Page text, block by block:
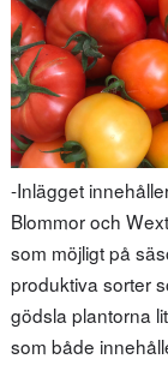
-Inlägget
Blommor och
som möjligt på
produktiva sorter
gödsla plantorna
som både